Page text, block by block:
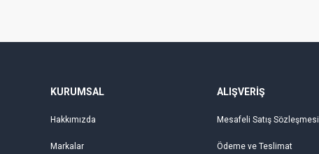
KURUMSAL
Hakkımızda
Markalar
ALIŞVERİŞ
Mesafeli Satış Sözleşmesi
Ödeme ve Teslimat